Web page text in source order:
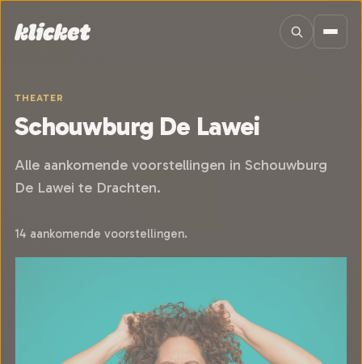
THEATER
Schouwburg De Lawei
Alle aankomende voorstellingen in Schouwburg
De Lawei te Drachten.
14 aankomende voorstellingen.